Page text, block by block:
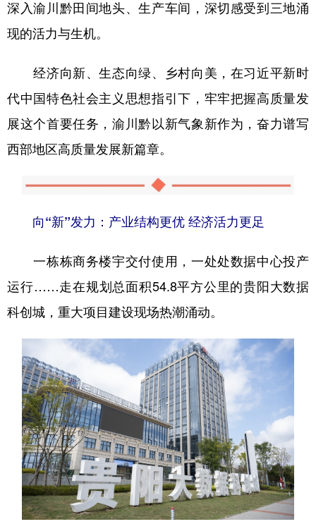
多语种频道
English Español Français عربى
深入渝川黔田间地头、生产车间，深切感受到三地涌
现的活力与生机。
经济向新、生态向绿、乡村向美，在习近平新时
代中国特色社会主义思想指引下，牢牢把握高质量发
展这个首要任务，渝川黔以新气象新作为，奋力谱写
西部地区高质量发展新篇章。
向“新”发力：产业结构更优 经济活力更足
一栋栋商务楼宇交付使用，一处处数据中心投产
运行……走在规划总面积54.8平方公里的贵阳大数据
科创城，重大项目建设现场热潮涌动。